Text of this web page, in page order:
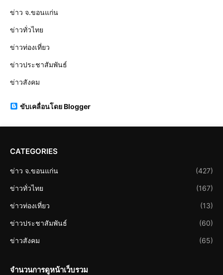
ข่าว จ.ขอนแก่น
ข่าวทั่วไทย
ข่าวท่องเที่ยว
ข่าวประชาสัมพันธ์
ข่าวสังคม
ขับเคลื่อนโดย Blogger
CATEGORIES
ข่าว จ.ขอนแก่น (427)
ข่าวทั่วไทย (167)
ข่าวท่องเที่ยว (13)
ข่าวประชาสัมพันธ์ (60)
ข่าวสังคม (65)
จำนวนการดูหน้าเว็บรวม